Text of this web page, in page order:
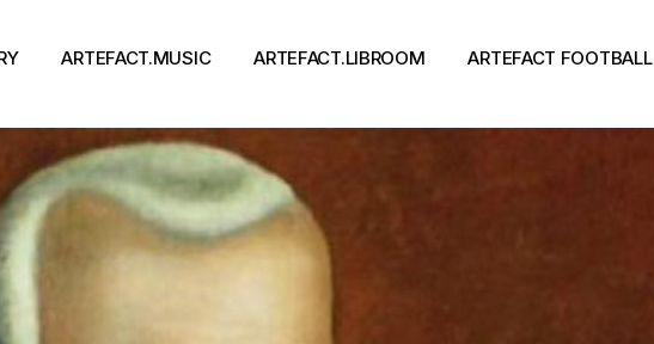
ARTEFACT.MUSIC
Виконавці
Концерти
ARTEFACT.LIBROOM
Книги
Письменники
ARTEFACT FOOTBALL